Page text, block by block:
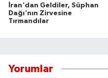
İran'dan Geldiler, Süphan
Dağı'nın Zirvesine
Tırmandılar
Yorumlar